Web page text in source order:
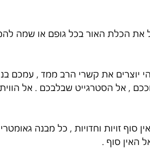
את הכלת האור בכל גופם או שמה
יוצרים את קשרי הרב ממד , עמכם
, אל הסטרגייט שבלבכם . אל
סוף זויות וחדויות , כל מבנה
האין סוף .